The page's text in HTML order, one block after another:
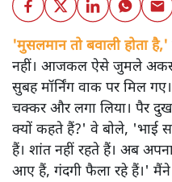
'मुसलमान तो बवाली होता है,'
नहीं। आजकल ऐसे जुमले
सुबह मॉर्निंग वाक पर मिल
चक्कर और लगा लिया। पैर
क्यों कहते हैं?' वे बोले, 'भाई
हैं। शांत नहीं रहते हैं। अब
आए हैं, गंदगी फैला रहे हैं।' मैंने